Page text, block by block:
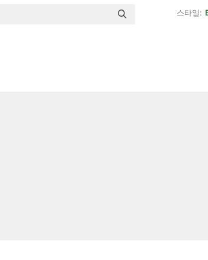
스타일: